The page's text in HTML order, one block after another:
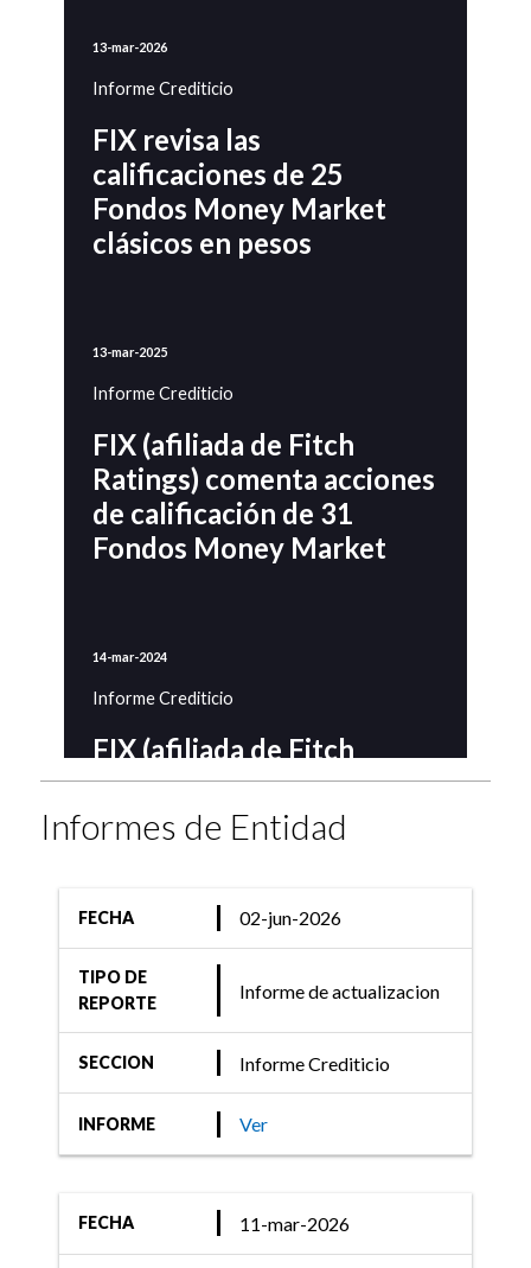
13-mar-2026
Informe Crediticio
FIX revisa las
calificaciones de 25
Fondos Money Market
clásicos en pesos
13-mar-2025
Informe Crediticio
FIX (afiliada de Fitch
Ratings) comenta acciones
de calificación de 31
Fondos Money Market
14-mar-2024
Informe Crediticio
FIX (afiliada de Fitch
Ratings) comenta acciones
de calificación de 33
Informe Crediticio
FIX (afiliada de Fitch
Ratings) comenta acciones
de calificación de 29
Fondos Money Market y
Informes de Entidad
FECHA 02-jun-2026
TIPO DE
REPORTE
Informe de actualizacion
SECCION Informe Crediticio
INFORME Ver
FECHA 11-mar-2026